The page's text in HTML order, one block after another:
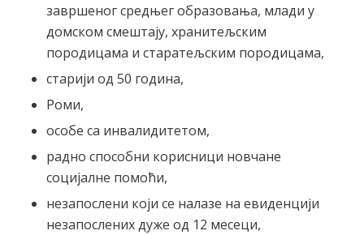
завршеног средњег образовања, млади у
домском смештају, хранитељским
породицама и старатељским породицама,
старији од 50 година,
Роми,
особе са инвалидитетом,
радно способни корисници новчане
социјалне помоћи,
незапослени који се налазе на евиденцији
незапослених дуже од 12 месеци,